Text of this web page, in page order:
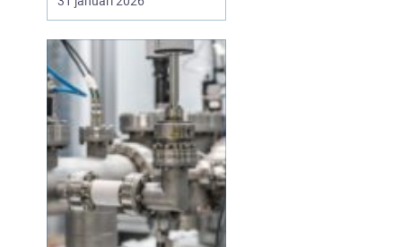
ekonomin kräver mer tid
Därför väljer allt fler
entreprenörer att ta hjälp
aven redovisningsbyrå
Stockholm i<...